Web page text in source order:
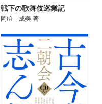
戦下の歌舞伎巡業記
岡﨑 成美 著